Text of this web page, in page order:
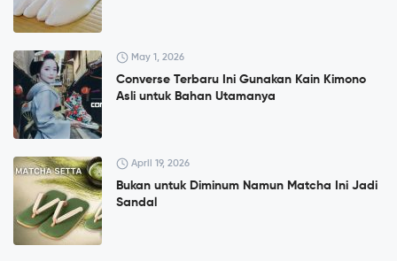
May 1, 2026
Converse Terbaru Ini Gunakan Kain Kimono
Asli untuk Bahan Utamanya
April 19, 2026
Bukan untuk Diminum Namun Matcha Ini Jadi
Sandal